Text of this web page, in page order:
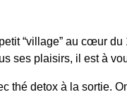
“village” au cœur
ses plaisirs, il est à
thé detox à la sortie.